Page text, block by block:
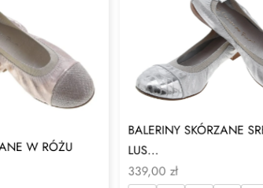
W RÓŻU
BALERINY SKÓRZANE
LUS...
339,00 zł